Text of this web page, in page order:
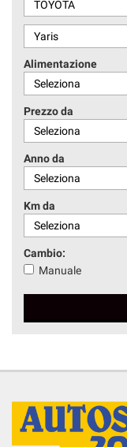
Alimentazione
Prezzo da
Anno da
Km da
Cambio:
Manuale